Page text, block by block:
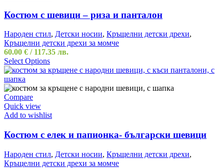
Костюм с шевици – риза и панталон
Народен стил, Детски носии, Кръщелни детски дрехи,
Кръщелни детски дрехи за момче
60.00 € / 117.35 лв.
Select Options
Compare
Quick view
Add to wishlist
Костюм с елек и папионка- български шевици
Народен стил, Детски носии, Кръщелни детски дрехи,
Кръщелни детски дрехи за момче